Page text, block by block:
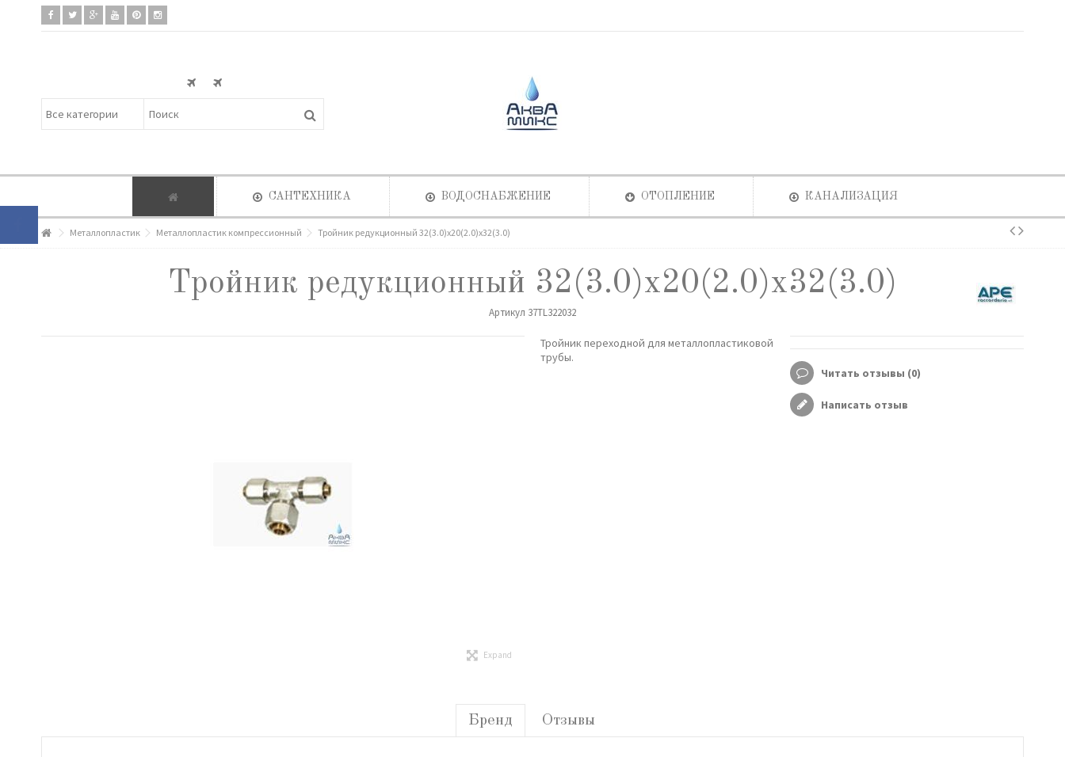
САНТЕХНИКА ВОДОСНАБЖЕНИЕ ОТОПЛЕНИЕ КАНАЛИЗАЦИЯ
Металлопластик Металлопластик компрессионный Тройник редукционный 32(3.0)х20(2.0)х32(3.0)
Тройник редукционный 32(3.0)х20(2.0)х32(3.0)
Артикул 37TL322032
Expand
Тройник переходной для металлопластиковой
трубы.
Читать отзывы (0)
Написать отзыв
Бренд Отзывы